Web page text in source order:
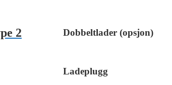
2 Dobbeltlader (opsjon)
Ladeplugg